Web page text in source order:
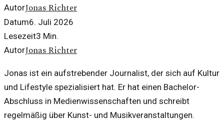
AutorJonas Richter
Datum6. Juli 2026
Lesezeit3 Min.
AutorJonas Richter
Jonas ist ein aufstrebender Journalist, der sich auf Kultur
und Lifestyle spezialisiert hat. Er hat einen Bachelor-
Abschluss in Medienwissenschaften und schreibt
regelmäßig über Kunst- und Musikveranstaltungen.